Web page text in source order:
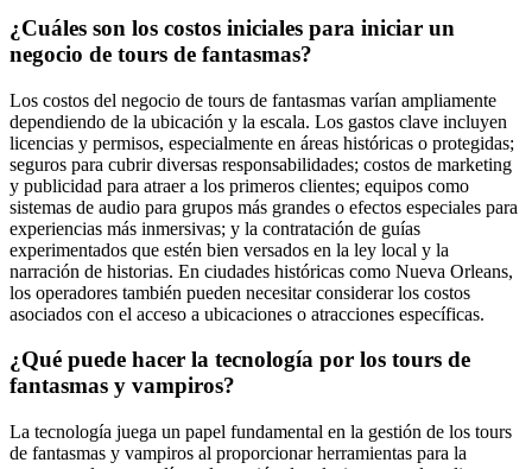
¿Cuáles son los costos iniciales para iniciar un
negocio de tours de fantasmas?
Los costos del negocio de tours de fantasmas varían ampliamente
dependiendo de la ubicación y la escala. Los gastos clave incluyen
licencias y permisos, especialmente en áreas históricas o protegidas;
seguros para cubrir diversas responsabilidades; costos de marketing
y publicidad para atraer a los primeros clientes; equipos como
sistemas de audio para grupos más grandes o efectos especiales para
experiencias más inmersivas; y la contratación de guías
experimentados que estén bien versados en la ley local y la
narración de historias. En ciudades históricas como Nueva Orleans,
los operadores también pueden necesitar considerar los costos
asociados con el acceso a ubicaciones o atracciones específicas.
¿Qué puede hacer la tecnología por los tours de
fantasmas y vampiros?
La tecnología juega un papel fundamental en la gestión de los tours
de fantasmas y vampiros al proporcionar herramientas para la